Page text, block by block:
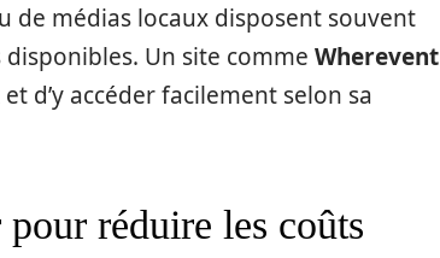
de médias locaux disposent souvent
Un site comme Wherevent
d’y accéder facilement selon sa
réduire les coûts